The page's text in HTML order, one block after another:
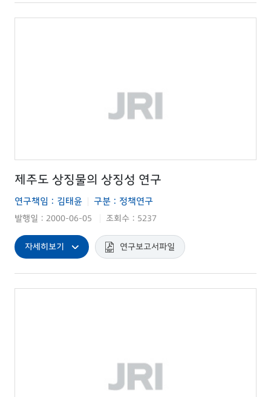
제주도 상징물의 상징성 연구
연구책임 : 김태윤 구분 : 정책연구
발행일 : 2000-06-05 조회수 : 5237
자세히보기 연구보고서파일